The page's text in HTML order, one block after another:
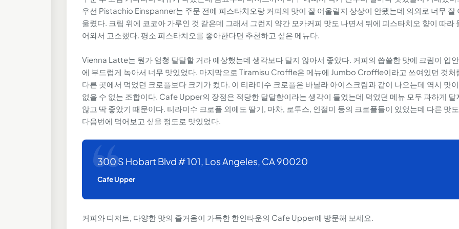
우선 Pistachio Einspanner는 주문 전에 피스타치오랑 커피의 맛이 잘 어울릴지 상상이 안됐는데 의외로 너무 잘
울렸다. 크림 위에 코코아 가루인 것 같은데 그래서 그런지 약간 모카커피 맛도 나면서 뒤에 피스타치오 향이 따라
어와서 고소했다. 평소 피스타치오를 좋아한다면 추천하고 싶은 메뉴다.
Vienna Latte는 뭔가 엄청 달달할 거라 예상했는데 생각보다 달지 않아서 좋았다. 커피의 씁쓸한 맛에 크림이 입안
에 부드럽게 녹아서 너무 맛있었다. 마지막으로 Tiramisu Croffle은 메뉴에 Jumbo Croffle이라고 쓰여있던 것처
다른 곳에서 먹었던 크로플보다 크기가 컸다. 이 티라미수 크로플은 바닐라 아이스크림과 같이 나오는데 역시 맛이
없을 수 없는 조합이다. Cafe Upper의 장점은 적당한 달달함이라는 생각이 들었는데 먹었던 메뉴 모두 과하게 달
않고 딱 좋았기 때문이다. 티라미수 크로플 외에도 딸기, 마차, 로투스, 인절미 등의 크로플들이 있었는데 다른 맛도
다음번에 먹어보고 싶을 정도로 맛있었다.
300 S Hobart Blvd # 101, Los Angeles, CA 90020
Cafe Upper
커피와 디저트, 다양한 맛의 즐거움이 가득한 한인타운의 Cafe Upper에 방문해 보세요.